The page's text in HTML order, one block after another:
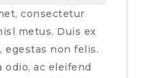
consectetur
metus. Duis ex
egestas non felis.
odio, ac eleifend